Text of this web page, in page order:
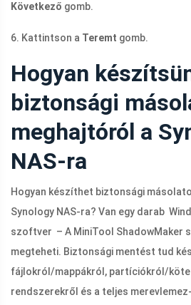
Következő gomb.
6. Kattintson a Teremt gomb.
Hogyan
biztonsági
meghajtóról a
NAS-ra
Hogyan készíthet biztonsági
Synology NAS-ra? Van egy darab
szoftver – A MiniTool ShadowMaker
megteheti. Biztonsági mentést tud
fájlokról/mappákról, partíciókról/
rendszerekről és a teljes